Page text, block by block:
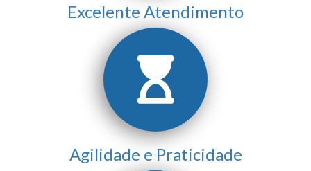
Excelente Atendimento
Agilidade e Praticidade